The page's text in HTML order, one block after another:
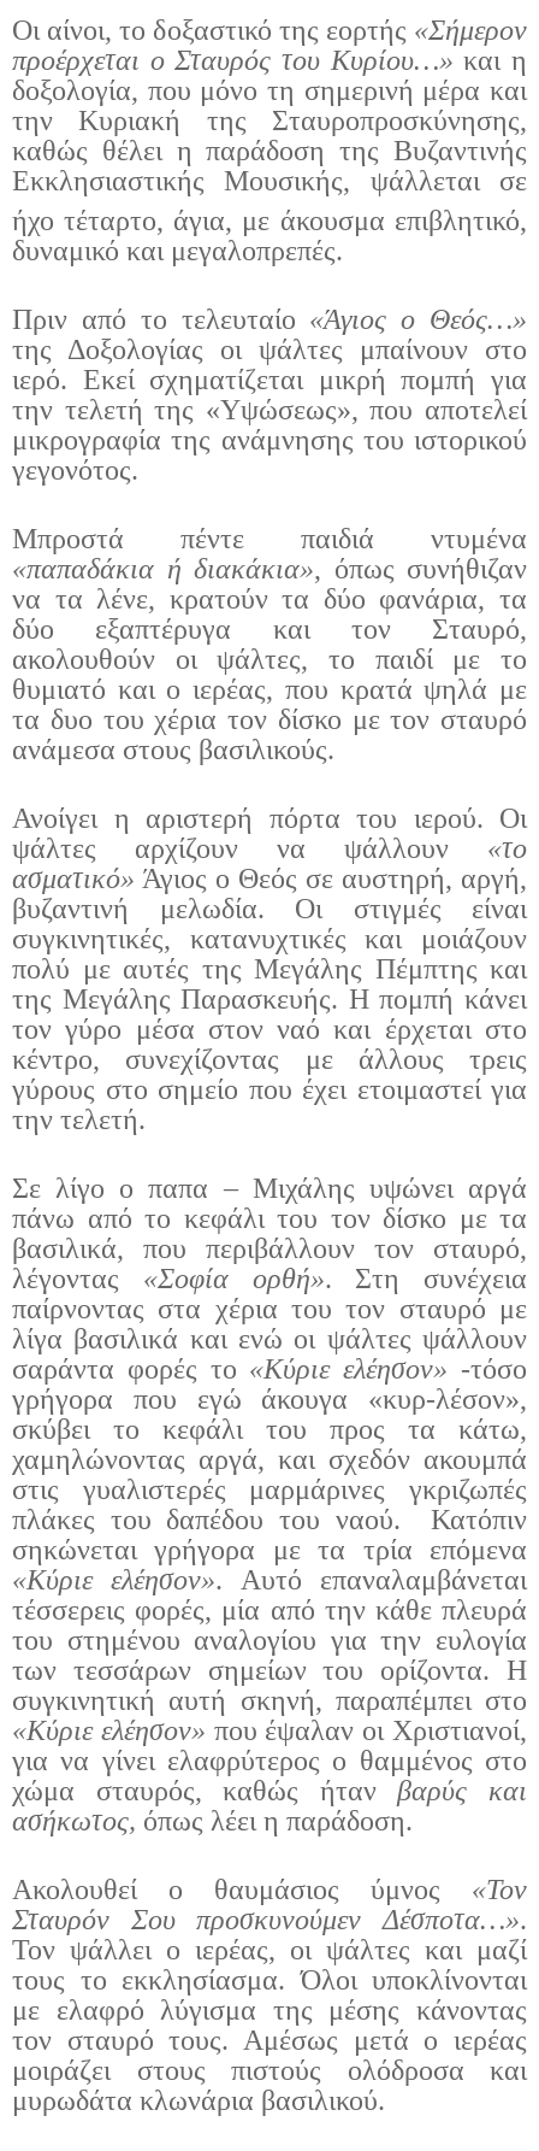
Οι αίνοι, το δοξαστικό της εορτής «Σήμερον
προέρχεται ο Σταυρός του Κυρίου…» και η
δοξολογία, που μόνο τη σημερινή μέρα και
την Κυριακή της Σταυροπροσκύνησης,
καθώς θέλει η παράδοση της Βυζαντινής
Εκκλησιαστικής Μουσικής, ψάλλεται σε
ήχο τέταρτο, άγια, με άκουσμα επιβλητικό,
δυναμικό και μεγαλοπρεπές.
Πριν από το τελευταίο «Άγιος ο Θεός…»
της Δοξολογίας
οι ψάλτες μπαίνουν στο
ιερό. Εκεί σχηματίζεται μικρή πομπή για
την τελετή της «Υψώσεως», που αποτελεί
μικρογραφία της ανάμνησης του ιστορικού
γεγονότος.
Μπροστά πέντε παιδιά ντυμένα
«παπαδάκια ή διακάκια», όπως συνήθιζαν
να τα λένε, κρατούν τα δύο φανάρια, τα
δύο εξαπτέρυγα και τον Σταυρό,
ακολουθούν οι ψάλτες, το παιδί με το
θυμιατό και ο ιερέας, που κρατά ψηλά με
τα δυο του χέρια τον δίσκο με τον σταυρό
ανάμεσα στους βασιλικούς.
Ανοίγει η αριστερή πόρτα του ιερού. Οι
ψάλτες αρχίζουν να ψάλλουν «το
ασματικό» Άγιος ο Θεός σε αυστηρή, αργή,
βυζαντινή μελωδία. Οι στιγμές είναι
συγκινητικές, κατανυχτικές και μοιάζουν
πολύ με αυτές της Μεγάλης Πέμπτης και
της Μεγάλης Παρασκευής. Η πομπή κάνει
τον γύρο μέσα στον ναό και έρχεται στο
κέντρο, συνεχίζοντας με άλλους τρεις
γύρους στο σημείο που έχει ετοιμαστεί για
την τελετή.
Σε λίγο ο παπα – Μιχάλης υψώνει αργά
πάνω από το κεφάλι του τον δίσκο με τα
βασιλικά, που περιβάλλουν τον σταυρό,
λέγοντας «Σοφία ορθή». Στη συνέχεια
παίρνοντας στα χέρια του τον σταυρό με
λίγα βασιλικά και ενώ οι ψάλτες ψάλλουν
σαράντα φορές το «Κύριε ελέησον» -τόσο
γρήγορα που εγώ άκουγα «κυρ-λέσον»,
σκύβει το κεφάλι του προς τα κάτω,
χαμηλώνοντας αργά, και σχεδόν ακουμπά
στις γυαλιστερές μαρμάρινες γκριζωπές
πλάκες του δαπέδου του ναού.
Κατόπιν
σηκώνεται γρήγορα με τα τρία επόμενα
«Κύριε ελέησον». Αυτό επαναλαμβάνεται
τέσσερεις φορές, μία από την κάθε πλευρά
του στημένου αναλογίου για την ευλογία
των τεσσάρων σημείων του ορίζοντα. Η
συγκινητική αυτή σκηνή, παραπέμπει στο
«Κύριε ελέησον» που έψαλαν οι Χριστιανοί,
για να γίνει ελαφρύτερος ο θαμμένος στο
χώμα σταυρός, καθώς ήτανβαρύς και
ασήκωτος, όπως λέει η παράδοση.
Ακολουθεί ο θαυμάσιος ύμνος «Τον
Σταυρόν Σου προσκυνούμεν Δέσποτα…».
Τον ψάλλει ο ιερέας, οι ψάλτες και μαζί
τους το εκκλησίασμα. Όλοι υποκλίνονται
με ελαφρό λύγισμα της μέσης κάνοντας
τον σταυρό τους. Αμέσως μετά ο ιερέας
μοιράζει στους πιστούς ολόδροσα και
μυρωδάτα κλωνάρια βασιλικού.